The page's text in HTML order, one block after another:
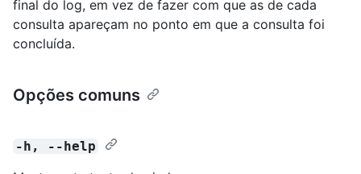
final do log, em vez de fazer com que as de cada
consulta apareçam no ponto em que a consulta foi
concluída.
Opções comuns
-h, --help